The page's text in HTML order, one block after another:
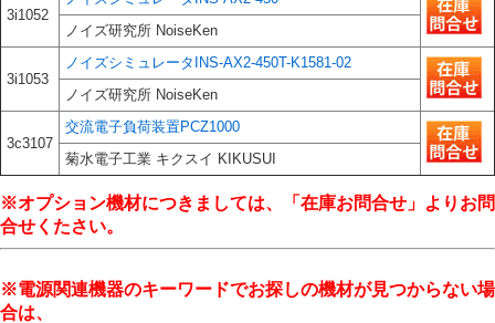
3i1052
ノイズ研究所 NoiseKen
3i1053
ノイズシミュレータINS-AX2-450T-K1581-02
ノイズ研究所 NoiseKen
3c3107
交流電子負荷装置PCZ1000
菊水電子工業 キクスイ KIKUSUI
※オプション機材につきましては、「在庫お問合せ」よりお問
合せくたさい。
※電源関連機器のキーワードでお探しの機材が見つからない場
合は、